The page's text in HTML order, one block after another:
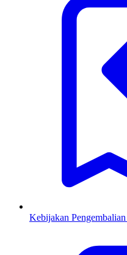
Kebijakan